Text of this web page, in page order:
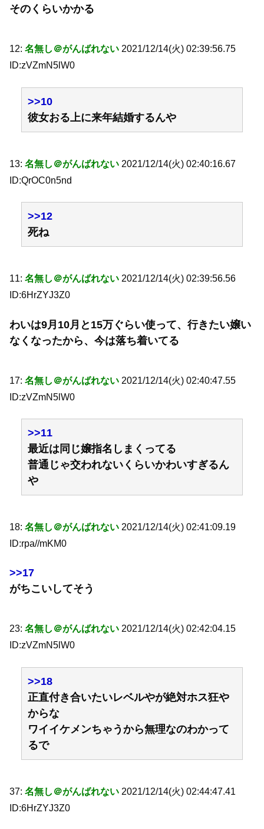
そのくらいかかる
12: 名無し＠がんばれない 2021/12/14(火) 02:39:56.75
ID:zVZmN5lW0
>>10
彼女おる上に来年結婚するんや
13: 名無し＠がんばれない 2021/12/14(火) 02:40:16.67
ID:QrOC0n5nd
>>12
死ね
11: 名無し＠がんばれない 2021/12/14(火) 02:39:56.56
ID:6HrZYJ3Z0
わいは9月10月と15万ぐらい使って、行きたい嬢い
なくなったから、今は落ち着いてる
17: 名無し＠がんばれない 2021/12/14(火) 02:40:47.55
ID:zVZmN5lW0
>>11
最近は同じ嬢指名しまくってる
普通じゃ交われないくらいかわいすぎるん
や
18: 名無し＠がんばれない 2021/12/14(火) 02:41:09.19
ID:rpa//mKM0
>>17
がちこいしてそう
23: 名無し＠がんばれない 2021/12/14(火) 02:42:04.15
ID:zVZmN5lW0
>>18
正直付き合いたいレベルやが絶対ホス狂や
からな
ワイイケメンちゃうから無理なのわかって
るで
37: 名無し＠がんばれない 2021/12/14(火) 02:44:47.41
ID:6HrZYJ3Z0